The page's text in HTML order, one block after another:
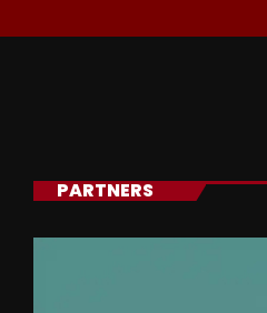
PARTNERS